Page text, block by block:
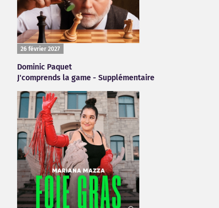
26 février 2027
Dominic Paquet
J'comprends la game - Supplémentaire